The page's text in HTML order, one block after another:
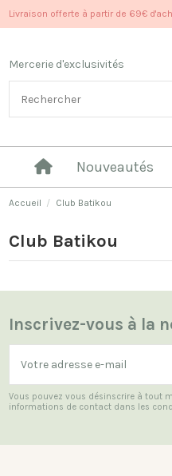
Livraison offerte à partir de 69€
Mercerie d'exclusivités
Nouveautés
Accueil Club Batikou
Club Batikou
Inscrivez-vous à la
Vous pouvez vous désinscrire à tout
informations de contact dans les